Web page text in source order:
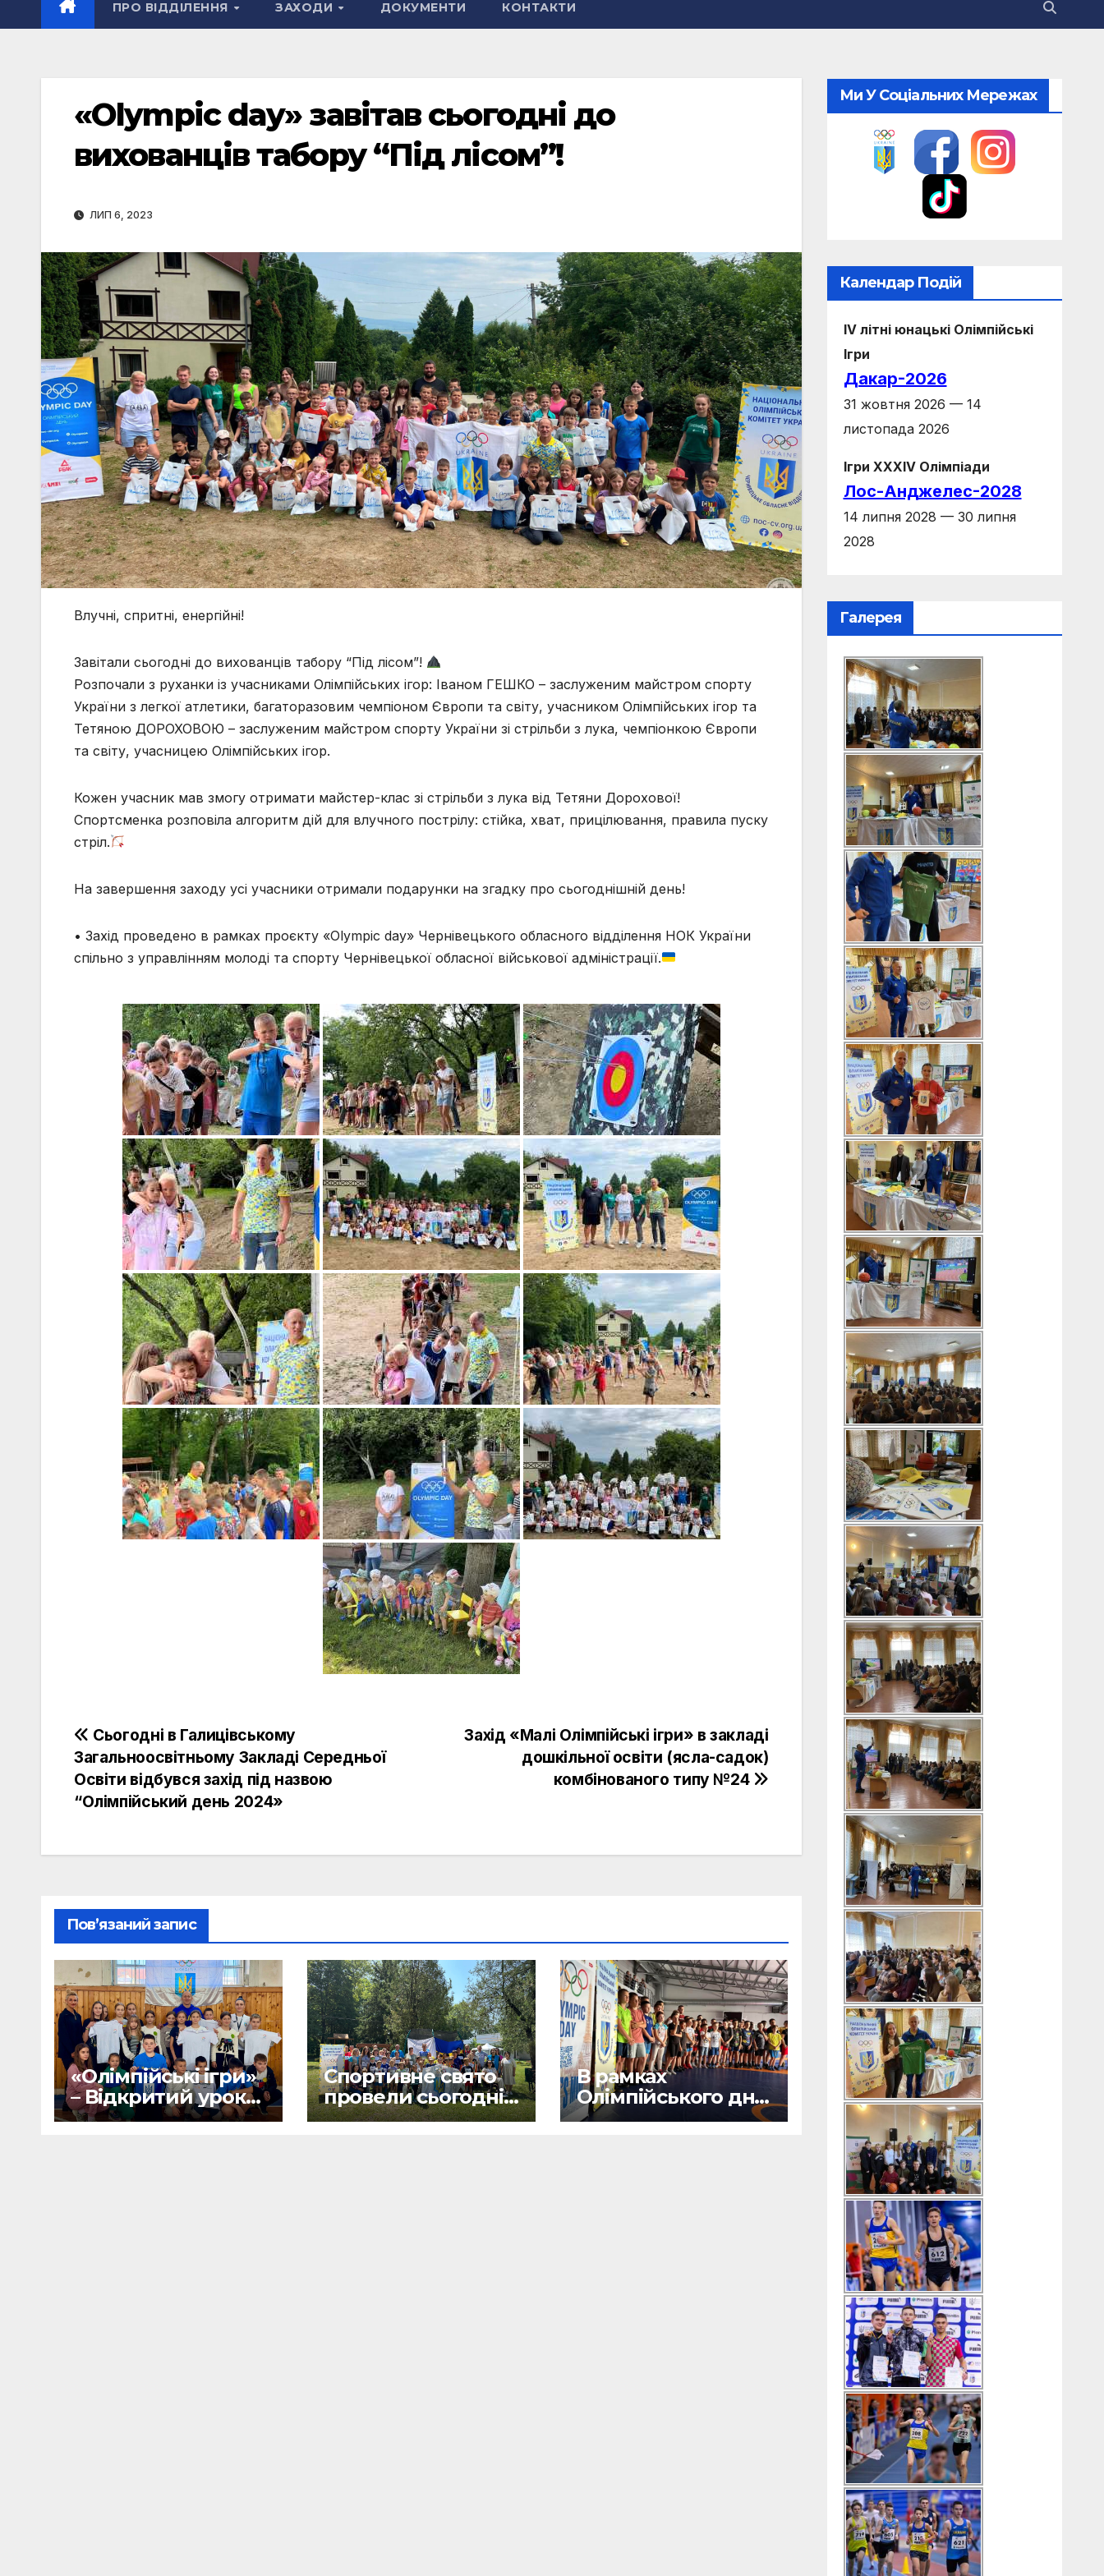
ПРО ВІДДІЛЕННЯ ЗАХОДИ ДОКУМЕНТИ КОНТАКТИ
«Olympic day» завітав сьогодні до
вихованців табору “Під лісом”!
ЛИП 6, 2023
Влучні, спритні, енергійні!
Завітали сьогодні до вихованців табору “Під лісом”!
Розпочали з руханки із учасниками Олімпійських ігор: Іваном ГЕШКО – заслуженим майстром спорту
України з легкої атлетики, багаторазовим чемпіоном Європи та світу, учасником Олімпійських ігор та
Тетяною ДОРОХОВОЮ – заслуженим майстром спорту України зі стрільби з лука, чемпіонкою Європи
та світу, учасницею Олімпійських ігор.
Кожен учасник мав змогу отримати майстер-клас зі стрільби з лука від Тетяни Дорохової!
Спортсменка розповіла алгоритм дій для влучного пострілу: стійка, хват, прицілювання, правила пуску
стріл.
На завершення заходу усі учасники отримали подарунки на згадку про сьогоднішній день!
• Захід проведено в рамках проєкту «Olympic day» Чернівецького обласного відділення НОК України
спільно з управлінням молоді та спорту Чернівецької обласної військової адміністрації.
Навігація
записів
Захід «Малі Олімпійські ігри» в закладі
дошкільної освіти (ясла-садок)
комбінованого типу №24
Сьогодні в Галицівському
Загальноосвітньому Закладі Середньої
Освіти відбувся захід під назвою
“Олімпійський день 2024»
Пов’язаний запис
«Олімпійські ігри»
– Відкритий урок
студентки.
Спортивне свято
провели сьогодні
для мешканців
В рамках
Олімпійського дня
провели
Ми У Соціальних Мережах
Календар Подій
IV літні юнацькі Олімпійські
Ігри
Дакар-2026
31 жовтня 2026 — 14
листопада 2026
Ігри XXXIV Олімпіади
Лос-Анджелес-2028
14 липня 2028 — 30 липня
2028
Галерея